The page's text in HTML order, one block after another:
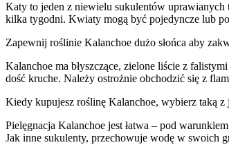
Katy to jeden z niewielu sukulentów
kilka tygodni. Kwiaty mogą być pojedyncze lub
Zapewnij roślinie Kalanchoe dużo słońca aby
Kalanchoe ma błyszczące, zielone liście z
dość kruche. Należy ostrożnie obchodzić się z
Kiedy kupujesz roślinę Kalanchoe, wybierz taką
Pielęgnacja Kalanchoe jest łatwa – pod
Jak inne sukulenty, przechowuje wodę w swoich